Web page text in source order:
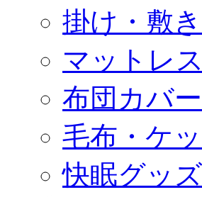
掛け・敷
マットレス
布団カバ
毛布・ケ
快眠グッ